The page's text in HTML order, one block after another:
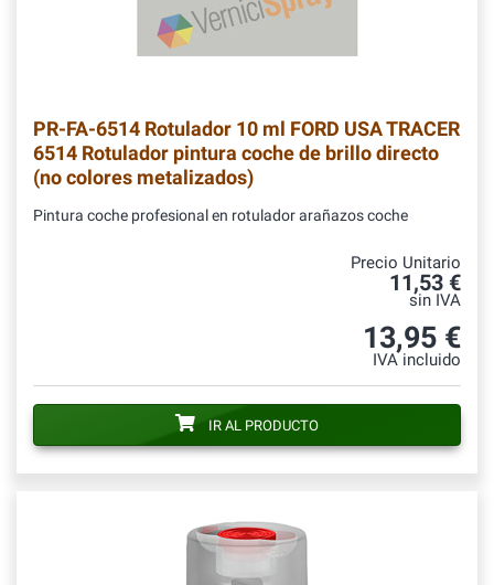
PR-FA-6514 Rotulador 10 ml FORD USA TRACER
6514 Rotulador pintura coche de brillo directo
(no colores metalizados)
Pintura coche profesional en rotulador arañazos coche
Precio Unitario
11,53 €
sin IVA
13,95 €
IVA incluido
IR AL PRODUCTO